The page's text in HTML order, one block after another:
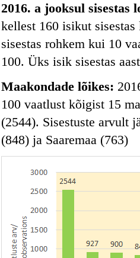
2016. a jooksul sisestas
kellest 160 isikut
sisestas rohkem kui 10
100. Üks isik sisestas
Maakondade lõikes:
100 vaatlust kõigist 15
(2544). Sisestuste arvult
(848) ja Saaremaa (763)